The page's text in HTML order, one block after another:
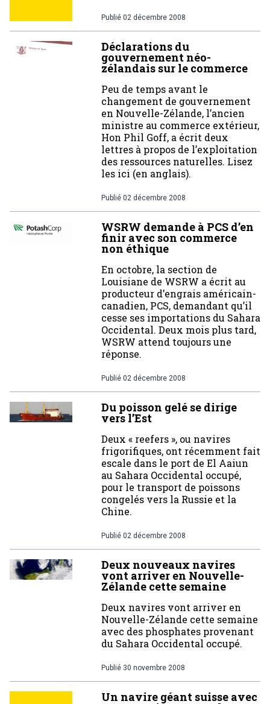
Publié 02 décembre 2008
Déclarations du
gouvernement néo-
zélandais sur le commerce
Peu de temps avant le
changement de gouvernement
en Nouvelle-Zélande, l’ancien
ministre au commerce extérieur,
Hon Phil Goff, a écrit deux
lettres à propos de l’exploitation
des ressources naturelles. Lisez
les ici (en anglais).
Publié 02 décembre 2008
WSRW demande à PCS d’en
finir avec son commerce
non éthique
En octobre, la section de
Louisiane de WSRW a écrit au
producteur d’engrais américain-
canadien, PCS, demandant qu’il
cesse ses importations du Sahara
Occidental. Deux mois plus tard,
WSRW attend toujours une
réponse.
Publié 02 décembre 2008
Du poisson gelé se dirige
vers l’Est
Deux « reefers », ou navires
frigorifiques, ont récemment fait
escale dans le port de El Aaiun
au Sahara Occidental occupé,
pour le transport de poissons
congelés vers la Russie et la
Chine.
Publié 02 décembre 2008
Deux nouveaux navires
vont arriver en Nouvelle-
Zélande cette semaine
Deux navires vont arriver en
Nouvelle-Zélande cette semaine
avec des phosphates provenant
du Sahara Occidental occupé.
Publié 30 novembre 2008
Un navire géant suisse avec